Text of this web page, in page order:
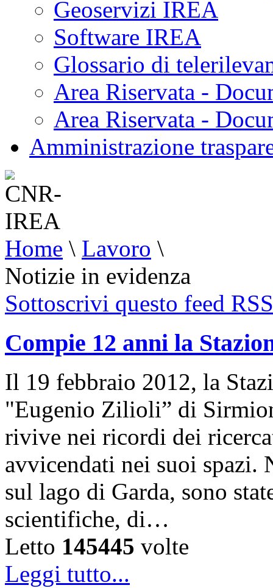
Geoservizi IREA
Software IREA
Glossario di
Area Riservata -
Area Riservata -
Amministrazione
Home \ Lavoro \
Notizie in evidenza
Sottoscrivi questo feed RSS
Compie 12 anni la
Il 19 febbraio 2012, la
"Eugenio Zilioli” di
rivive nei ricordi dei
avvicendati nei suoi spazi.
sul lago di Garda, sono
scientifiche, di…
Letto 145445 volte
Leggi tutto...